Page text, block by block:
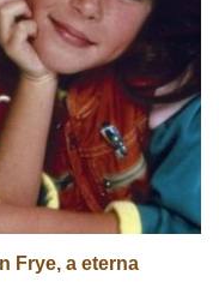
Frye, a eterna